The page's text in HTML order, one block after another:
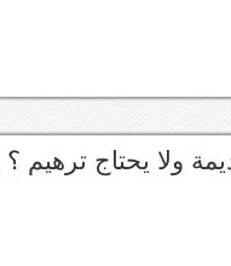
ولا يحتاج ترهيم